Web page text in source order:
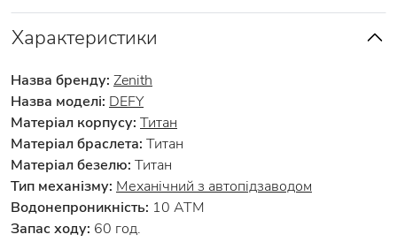
Характеристики
Назва бренду: Zenith
Назва моделі: DEFY
Матеріал корпусу: Титан
Матеріал браслета: Титан
Матеріал безелю: Титан
Тип механізму: Механічний з автопідзаводом
Водонепроникність: 10 АТМ
Запас ходу: 60 год.